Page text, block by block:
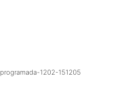
1202-151205